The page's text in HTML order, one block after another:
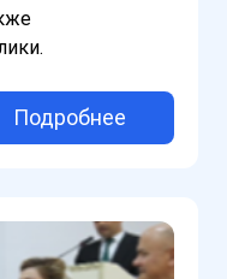
Подробнее